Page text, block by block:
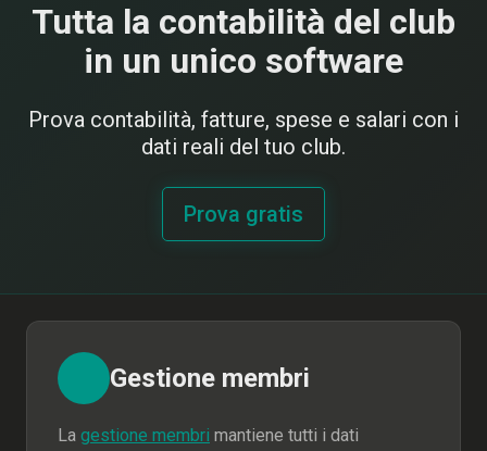
Tutta la contabilità del club
in un unico software
Prova contabilità, fatture, spese e salari con i
dati reali del tuo club.
Prova gratis
Gestione membri
La gestione membri mantiene tutti i dati